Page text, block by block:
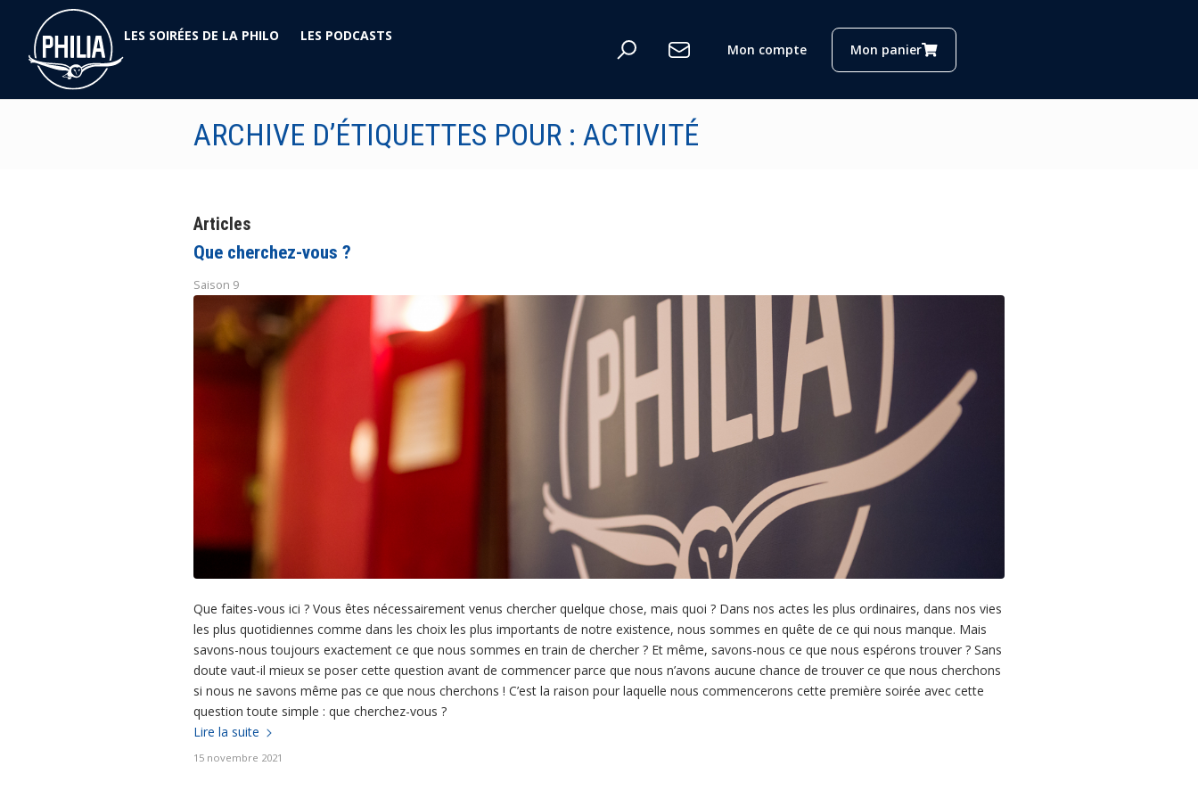
LES SOIRÉES DE LA PHILO
LES PODCASTS
Mon compte
Mon panier
ARCHIVE D’ÉTIQUETTES POUR : ACTIVITÉ
Articles
Que cherchez-vous ?
Saison 9
Que faites-vous ici ? Vous êtes nécessairement venus chercher quelque chose, mais quoi ? Dans nos actes les plus ordinaires, dans nos vies
les plus quotidiennes comme dans les choix les plus importants de notre existence, nous sommes en quête de ce qui nous manque. Mais
savons-nous toujours exactement ce que nous sommes en train de chercher ? Et même, savons-nous ce que nous espérons trouver ? Sans
doute vaut-il mieux se poser cette question avant de commencer parce que nous n’avons aucune chance de trouver ce que nous cherchons
si nous ne savons même pas ce que nous cherchons ! C’est la raison pour laquelle nous commencerons cette première soirée avec cette
question toute simple : que cherchez-vous ?
Lire la suite
15 novembre 2021